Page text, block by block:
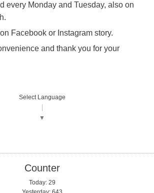
every Monday and Tuesday, also on
Facebook or Instagram story.
and thank you for your
Select Language
▼
Counter
Today: 29